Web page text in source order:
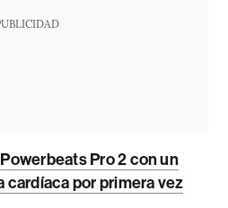
Pro 2 con un
por primera vez